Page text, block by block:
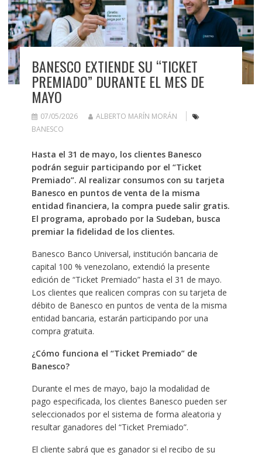
BANESCO EXTIENDE SU “TICKET
PREMIADO” DURANTE EL MES DE
MAYO
07/05/2026
ALBERTO MARÍN MORÁN
BANESCO
Hasta el 31 de mayo, los clientes Banesco
podrán seguir participando por el “Ticket
Premiado”. Al realizar consumos con su tarjeta
Banesco en puntos de venta de la misma
entidad financiera, la compra puede salir gratis.
El programa, aprobado por la Sudeban, busca
premiar la fidelidad de los clientes.
Banesco Banco Universal, institución bancaria de
capital 100 % venezolano, extendió la presente
edición de “Ticket Premiado” hasta el 31 de mayo.
Los clientes que realicen compras con su tarjeta de
débito de Banesco en puntos de venta de la misma
entidad bancaria, estarán participando por una
compra gratuita.
¿Cómo funciona el “Ticket Premiado” de
Banesco?
Durante el mes de mayo, bajo la modalidad de
pago especificada, los clientes Banesco pueden ser
seleccionados por el sistema de forma aleatoria y
resultar ganadores del “Ticket Premiado”.
El cliente sabrá que es ganador si el recibo de su